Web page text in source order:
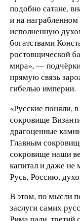
подобно сатане,
и на
исполненную
богатствами
ростовщической
мира», —
прямую связь
гибелью империи.
«Русские поняли,
сокровище
драгоценные
Главным
сокровище наши
капитал и даже
Русь, Россию,
В этом, по мысли
заслуги самих